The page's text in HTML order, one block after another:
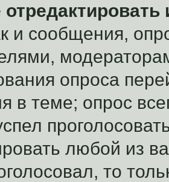
и сообщения,
опроса
в теме; опрос
любой из
то